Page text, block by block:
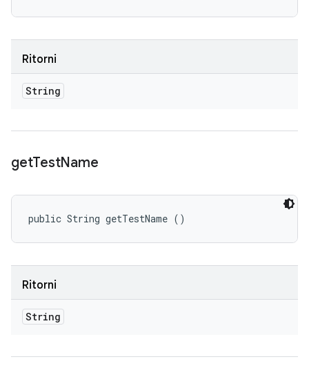
Ritorni
String
getTestName
public String getTestName ()
Ritorni
String